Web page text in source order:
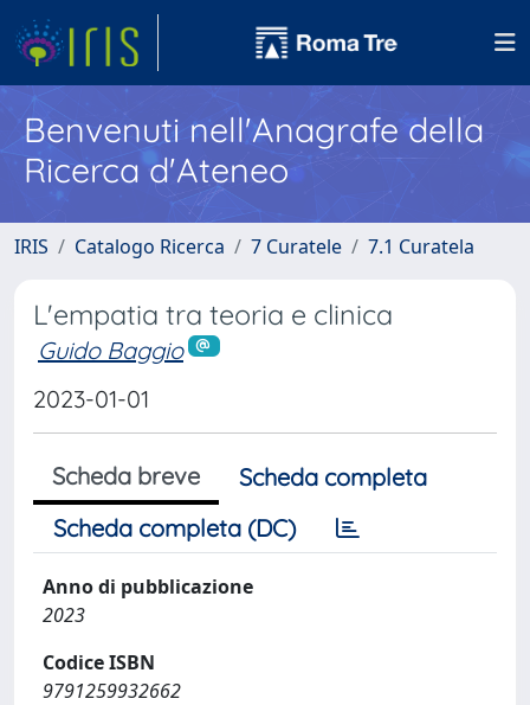
Benvenuti nell'Anagrafe della
Ricerca d'Ateneo
IRIS Catalogo Ricerca 7 Curatele 7.1 Curatela
L'empatia tra teoria e clinica
Guido Baggio
2023-01-01
Scheda breve
Scheda completa
Scheda completa (DC)
Anno di pubblicazione
2023
Codice ISBN
9791259932662